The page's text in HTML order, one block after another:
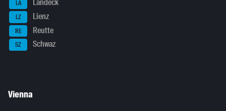
LA Landeck
LZ Lienz
RE Reutte
SZ Schwaz
Vienna